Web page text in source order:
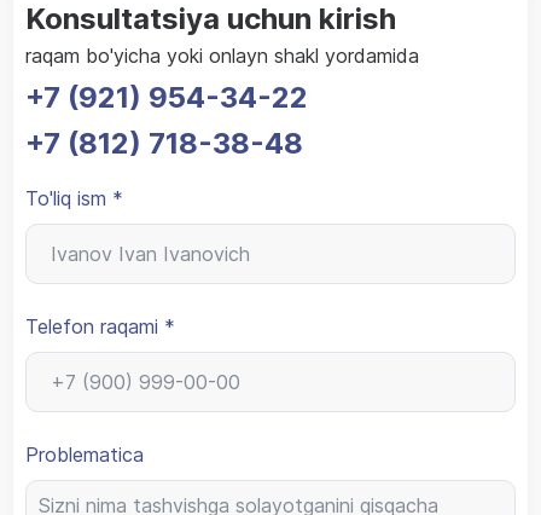
Konsultatsiya uchun kirish
raqam bo'yicha yoki onlayn shakl yordamida
+7 (921) 954-34-22
+7 (812) 718-38-48
To'liq ism *
Telefon raqami *
Problematica